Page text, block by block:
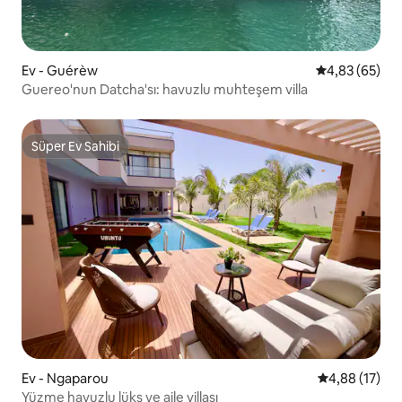
Ev - Guérèw 5 üzerinden
4,83 (65)
Guereo'nun Datcha'sı: havuzlu muhteşem villa
Süper Ev Sahibi
Süper Ev Sahibi
Ev - Ngaparou 5 üzerinden
4,88 (17)
Yüzme havuzlu lüks ve aile villası